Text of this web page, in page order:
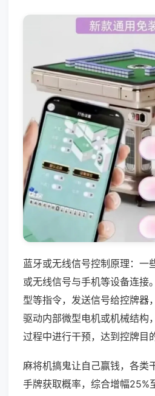
蓝牙或无线信号控制原理：一
或无线信号与手机等设备连接
型等指令，发送信号给控牌器
驱动内部微型电机或机械结构
过程中进行干预，达到控牌目
麻将机搞鬼让自己赢钱，各类
手牌获取概率，综合增幅25%